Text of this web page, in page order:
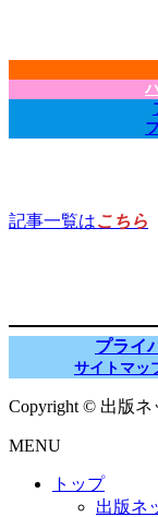
記事一覧はこちら
プライ
サイトマッ
Copyright © 出版ネ
MENU
トップ
出版ネ